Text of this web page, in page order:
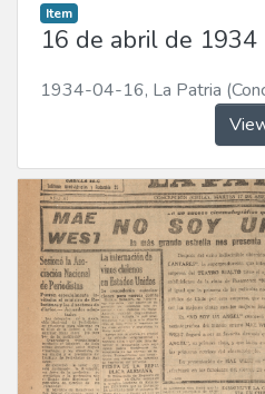
Item
16 de abril de 1934
1934-04-16, La Patria